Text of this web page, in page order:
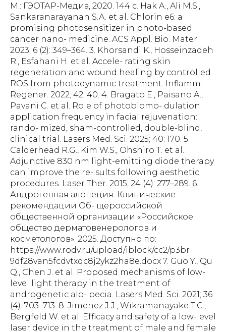
М.: ГЭОТАР-Медиа, 2020. 144 с. Hak A., Ali M.S.,
Sankaranarayanan S.A. et al. Chlorin e6: a
promising photosensitizer in photo-based
cancer nano- medicine. ACS Appl. Bio. Mater.
2023; 6 (2): 349–364. 3. Khorsandi K., Hosseinzadeh
R., Esfahani H. et al. Accele- rating skin
regeneration and wound healing by controlled
ROS from photodynamic treatment. Inflamm.
Regener. 2022; 42: 40. 4. Bragato E., Paisano A.,
Pavani C. et al. Role of photobiomo- dulation
application frequency in facial rejuvenation:
rando- mized, sham-controlled, double-blind,
clinical trial. Lasers Med. Sci. 2025; 40: 170. 5.
Calderhead R.G., Kim W.S., Ohshiro T. et al.
Adjunctive 830 nm light-emitting diode therapy
can improve the re- sults following aesthetic
procedures. Laser Ther. 2015; 24 (4): 277–289. 6.
Андрогенная алопеция. Клинические
рекомендации Об- щероссийской
общественной организации «Российское
общество дерматовенерологов и
косметологов». 2025. Доступно по:
https://www.rodv.ru/upload/iblock/cc2/p3br
9df28van5fcdvtxqc8j2ykz2ha8e.docx 7. Guo Y., Qu
Q., Chen J. et al. Proposed mechanisms of low-
level light therapy in the treatment of
androgenetic alo- pecia. Lasers Med. Sci. 2021; 36
(4): 703–713. 8. Jimenez J.J., Wikramanayake T.C.,
Bergfeld W. et al. Efficacy and safety of a low-level
laser device in the treatment of male and female